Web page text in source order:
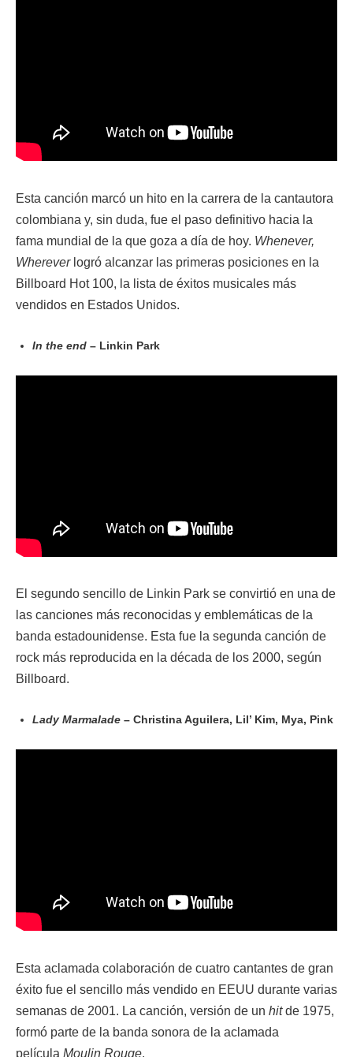
Esta canción marcó un hito en la carrera de la cantautora
colombiana y, sin duda, fue el paso definitivo hacia la
fama mundial de la que goza a día de hoy. Whenever,
Whereverlogró alcanzar las primeras posiciones en la
Billboard Hot 100, la lista de éxitos musicales más
vendidos en Estados Unidos.
In the end – Linkin Park
El segundo sencillo de Linkin Park se convirtió en una de
las canciones más reconocidas y emblemáticas de la
banda estadounidense. Esta fue la segunda canción de
rock más reproducida en la década de los 2000, según
Billboard.
Lady Marmalade – Christina Aguilera, Lil’ Kim, Mya, Pink
Esta aclamada colaboración de cuatro cantantes de gran
éxito fue el sencillo más vendido en EEUU durante varias
semanas de 2001. La canción, versión de un hitde 1975,
formó parte de la banda sonora de la aclamada
película Moulin Rouge.